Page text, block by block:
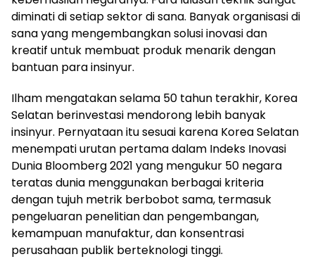
diminati di setiap sektor di sana. Banyak organisasi di
sana yang mengembangkan solusi inovasi dan
kreatif untuk membuat produk menarik dengan
bantuan para insinyur.
Ilham mengatakan selama 50 tahun terakhir, Korea
Selatan berinvestasi mendorong lebih banyak
insinyur. Pernyataan itu sesuai karena Korea Selatan
menempati urutan pertama dalam Indeks Inovasi
Dunia Bloomberg 2021 yang mengukur 50 negara
teratas dunia menggunakan berbagai kriteria
dengan tujuh metrik berbobot sama, termasuk
pengeluaran penelitian dan pengembangan,
kemampuan manufaktur, dan konsentrasi
perusahaan publik berteknologi tinggi.